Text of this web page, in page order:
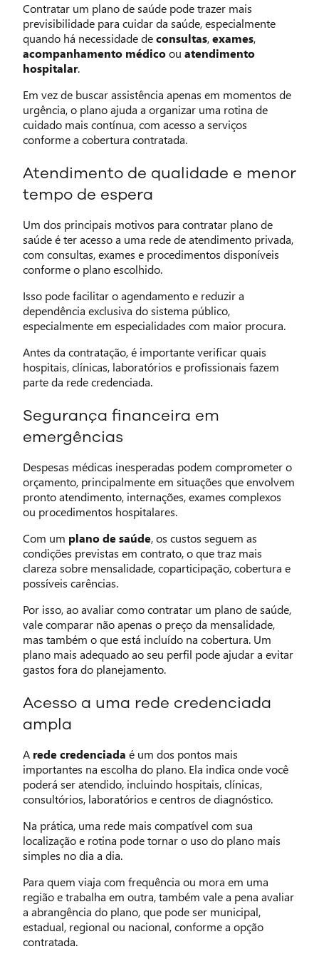
Contratar um plano de saúde pode trazer mais
previsibilidade para cuidar da saúde, especialmente
quando há necessidade deconsultas,exames,
acompanhamento médicoou atendimento
hospitalar.
Em vez de buscar assistência apenas em momentos de
urgência, o plano ajuda a organizar uma rotina de
cuidado mais contínua, com acesso a serviços
conforme a cobertura contratada.
Atendimento de qualidade e menor
tempo de espera
Um dos principais motivos para contratar plano de
saúde é ter acesso a uma rede de atendimento privada,
com consultas, exames e procedimentos disponíveis
conforme o plano escolhido.
Isso pode facilitar o agendamento e reduzir a
dependência exclusiva do sistema público,
especialmente em especialidades com maior procura.
Antes da contratação, é importante verificar quais
hospitais, clínicas, laboratórios e profissionais fazem
parte da rede credenciada.
Segurança financeira em
emergências
Despesas médicas inesperadas podem comprometer o
orçamento, principalmente em situações que envolvem
pronto atendimento, internações, exames complexos
ou procedimentos hospitalares.
Com um plano de saúde, os custos seguem as
condições previstas em contrato, o que traz mais
clareza sobre mensalidade, coparticipação, cobertura e
possíveis carências.
Por isso, ao avaliar como contratar um plano de saúde,
vale comparar não apenas o preço da mensalidade,
mas também o que está incluído na cobertura. Um
plano mais adequado ao seu perfil pode ajudar a evitar
gastos fora do planejamento.
Acesso a uma rede credenciada
ampla
A rede credenciada é um dos pontos mais
importantes na escolha do plano. Ela indica onde você
poderá ser atendido, incluindo hospitais, clínicas,
consultórios, laboratórios e centros de diagnóstico.
Na prática, uma rede mais compatível com sua
localização e rotina pode tornar o uso do plano mais
simples no dia a dia.
Para quem viaja com frequência ou mora em uma
região e trabalha em outra, também vale a pena avaliar
a abrangência do plano, que pode ser municipal,
estadual, regional ou nacional, conforme a opção
contratada.